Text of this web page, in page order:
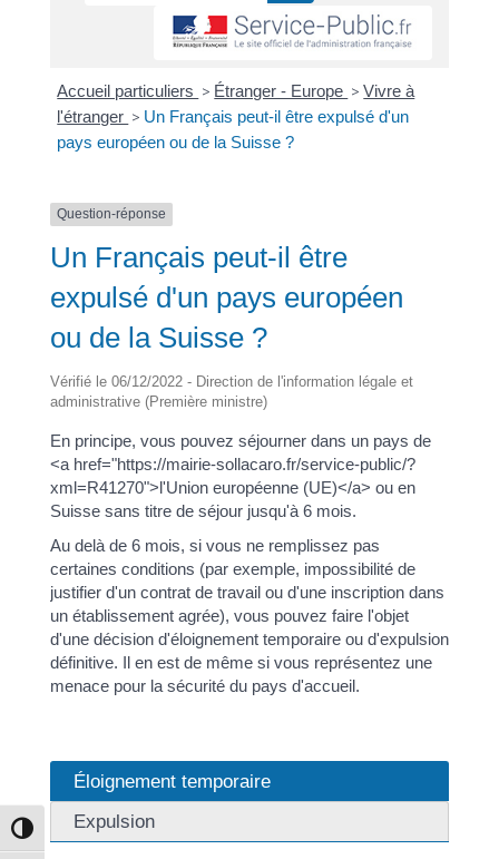
Passer en contraste élevé
Accueil particuliers > Étranger - Europe > Vivre à
l'étranger > Un Français peut-il être expulsé d'un
pays européen ou de la Suisse ?
Question-réponse
Un Français peut-il être
expulsé d'un pays européen
ou de la Suisse ?
Vérifié le 06/12/2022 - Direction de l'information légale et
administrative (Première ministre)
En principe, vous pouvez séjourner dans un pays de
<a href="https://mairie-sollacaro.fr/service-public/?
xml=R41270">l'Union européenne (UE)</a> ou en
Suisse sans titre de séjour jusqu'à 6 mois.
Au delà de 6 mois, si vous ne remplissez pas
certaines conditions (par exemple, impossibilité de
justifier d'un contrat de travail ou d'une inscription dans
un établissement agrée), vous pouvez faire l'objet
d'une décision d'éloignement temporaire ou d'expulsion
définitive. Il en est de même si vous représentez une
menace pour la sécurité du pays d'accueil.
Éloignement temporaire
Expulsion